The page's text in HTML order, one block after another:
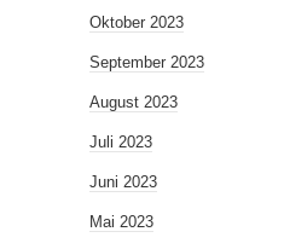
Oktober 2023
September 2023
August 2023
Juli 2023
Juni 2023
Mai 2023